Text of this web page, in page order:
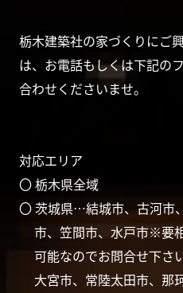
栃木建築社の家づくりにご
は、お電話もしくは下記の
合わせくださいませ。
対応エリア
〇 栃木県全域
〇 茨城県…結城市、古河市
市、笠間市、水戸市※要
可能なのでお問合せ下さ
大宮市、常陸太田市、那